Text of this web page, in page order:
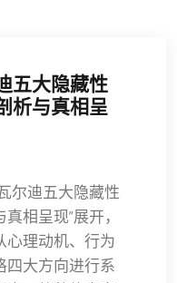
五大隐藏性
析与真相呈
尔迪五大隐藏性
相呈现”展开，
心理动机、行为
四大方向进行系